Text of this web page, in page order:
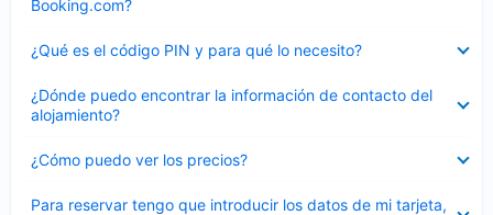
Booking.com?
¿Qué es el código PIN y para qué lo necesito?
cerrado
¿Dónde puedo encontrar la información de contacto del
alojamiento?
cerrado
¿Cómo puedo ver los precios?
cerrado
Para reservar tengo que introducir los datos de mi tarjeta,
cerrado